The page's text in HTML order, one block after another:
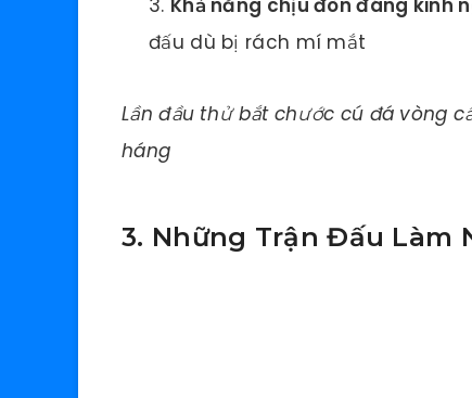
Khả năng chịu đòn đáng kinh
đấu dù bị rách mí mắt
Lần đầu thử bắt chước cú đá vòng
háng
3. Những Trận Đấu Làm